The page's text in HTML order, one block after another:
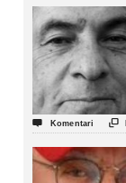
 Komentari 